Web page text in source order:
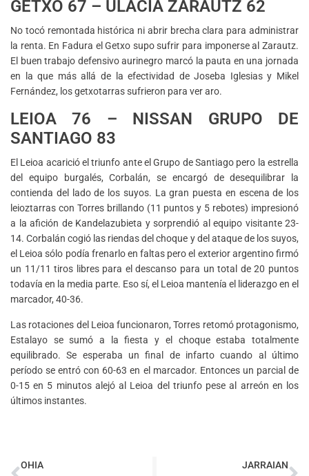
GETXO 67 – ULACIA ZARAUTZ 62
No tocó remontada histórica ni abrir brecha clara para administrar
la renta. En Fadura el Getxo supo sufrir para imponerse al Zarautz.
El buen trabajo defensivo aurinegro marcó la pauta en una jornada
en la que más allá de la efectividad de Joseba Iglesias y Mikel
Fernández, los getxotarras sufrieron para ver aro.
LEIOA 76 – NISSAN GRUPO DE
SANTIAGO 83
El Leioa acarició el triunfo ante el Grupo de Santiago pero la estrella
del equipo burgalés, Corbalán, se encargó de desequilibrar la
contienda del lado de los suyos. La gran puesta en escena de los
leioztarras con Torres brillando (11 puntos y 5 rebotes) impresionó
a la afición de Kandelazubieta y sorprendió al equipo visitante 23-
14. Corbalán cogió las riendas del choque y del ataque de los suyos,
el Leioa sólo podía frenarlo en faltas pero el exterior argentino firmó
un 11/11 tiros libres para el descanso para un total de 20 puntos
todavía en la media parte. Eso sí, el Leioa mantenía el liderazgo en el
marcador, 40-36.
Las rotaciones del Leioa funcionaron, Torres retomó protagonismo,
Estalayo se sumó a la fiesta y el choque estaba totalmente
equilibrado. Se esperaba un final de infarto cuando al último
período se entró con 60-63 en el marcador. Entonces un parcial de
0-15 en 5 minutos alejó al Leioa del triunfo pese al arreón en los
últimos instantes.
OHIA JARRAIAN